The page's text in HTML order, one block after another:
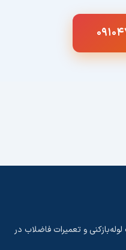
لوله‌بازکنی و تعمیرات فاضلاب در